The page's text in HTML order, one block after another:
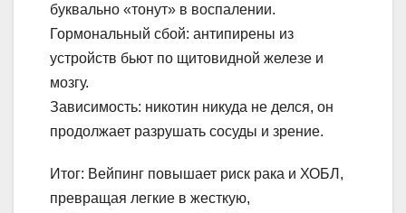
буквально «тонут» в воспалении.
Гормональный сбой: антипирены из
устройств бьют по щитовидной железе и
мозгу.
Зависимость: никотин никуда не делся, он
продолжает разрушать сосуды и зрение.
Итог: Вейпинг повышает риск рака и ХОБЛ,
превращая легкие в жесткую,